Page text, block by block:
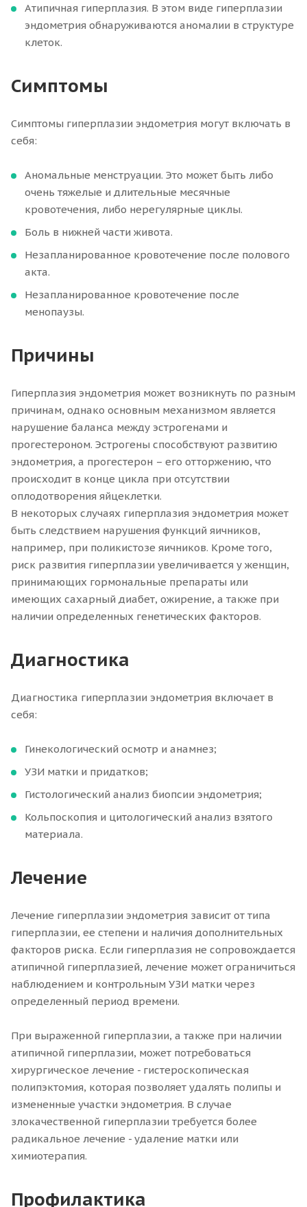
Атипичная гиперплазия. В этом виде гиперплазии
эндометрия обнаруживаются аномалии в структуре
клеток.
Симптомы
Симптомы гиперплазии эндометрия могут включать в
себя:
Аномальные менструации. Это может быть либо
очень тяжелые и длительные месячные
кровотечения, либо нерегулярные циклы.
Боль в нижней части живота.
Незапланированное кровотечение после полового
акта.
Незапланированное кровотечение после
менопаузы.
Причины
Гиперплазия эндометрия может возникнуть по разным
причинам, однако основным механизмом является
нарушение баланса между эстрогенами и
прогестероном. Эстрогены способствуют развитию
эндометрия, а прогестерон – его отторжению, что
происходит в конце цикла при отсутствии
оплодотворения яйцеклетки.
В некоторых случаях гиперплазия эндометрия может
быть следствием нарушения функций яичников,
например, при поликистозе яичников. Кроме того,
риск развития гиперплазии увеличивается у женщин,
принимающих гормональные препараты или
имеющих сахарный диабет, ожирение, а также при
наличии определенных генетических факторов.
Диагностика
Диагностика гиперплазии эндометрия включает в
себя:
Гинекологический осмотр и анамнез;
УЗИ матки и придатков;
Гистологический анализ биопсии эндометрия;
Кольпоскопия и цитологический анализ взятого
материала.
Лечение
Лечение гиперплазии эндометрия зависит от типа
гиперплазии, ее степени и наличия дополнительных
факторов риска. Если гиперплазия не сопровождается
атипичной гиперплазией, лечение может ограничиться
наблюдением и контрольным УЗИ матки через
определенный период времени.
При выраженной гиперплазии, а также при наличии
атипичной гиперплазии, может потребоваться
хирургическое лечение - гистероскопическая
полипэктомия, которая позволяет удалять полипы и
измененные участки эндометрия. В случае
злокачественной гиперплазии требуется более
радикальное лечение - удаление матки или
химиотерапия.
Профилактика